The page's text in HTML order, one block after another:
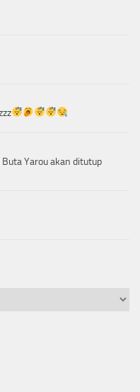
Yarou akan ditutup